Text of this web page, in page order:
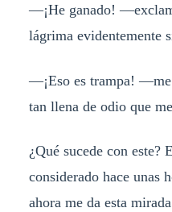
—¡He ganado!
lágrima evidentemente
—¡Eso es trampa! —me
tan llena de odio que
¿Qué sucede con este?
considerado hace unas
ahora me da esta